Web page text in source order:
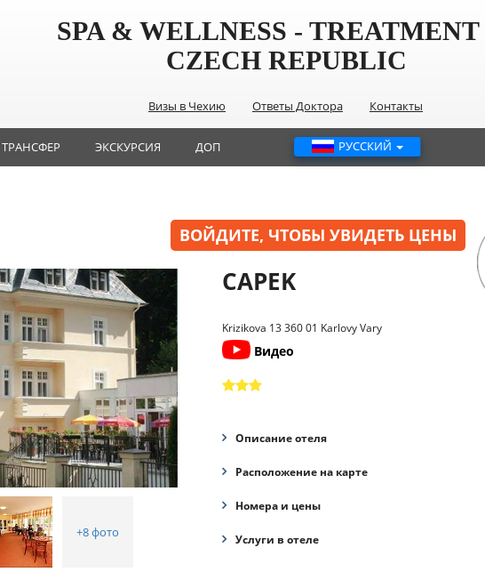
SPA & WELLNESS -
CZECH REPUBLIC
Визы в Чехию Ответы Доктора Контакты
ТРАНСФЕР ЭКСКУРСИЯ ДОП РУССКИЙ
ВОЙДИТЕ, ЧТОБЫ УВИДЕТЬ ЦЕНЫ
+8 фото
CAPEK
Krizikova 13 360 01 Karlovy Vary
Описание отеля
Расположение на карте
Номера и цены
Услуги в отеле